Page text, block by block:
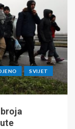
SVIJET